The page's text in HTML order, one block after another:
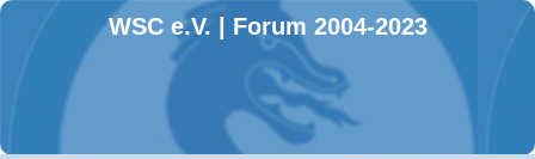
WSC e.V. | Forum 2004-2023